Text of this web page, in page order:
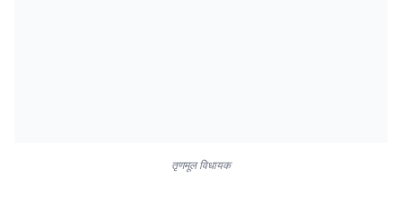
तृणमूल विधायक